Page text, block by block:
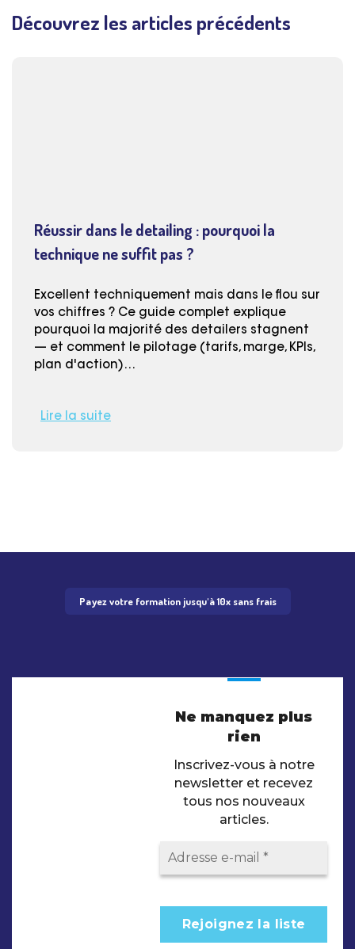
Découvrez les articles précédents
Réussir dans le detailing : pourquoi la
technique ne suffit pas ?
Excellent techniquement mais dans le flou sur
vos chiffres ? Ce guide complet explique
pourquoi la majorité des detailers stagnent
— et comment le pilotage (tarifs, marge, KPIs,
plan d'action)…
Lire la suite
Payez votre formation jusqu'à 10x sans frais
Ne manquez plus
rien
Inscrivez-vous à notre
newsletter et recevez
tous nos nouveaux
articles.